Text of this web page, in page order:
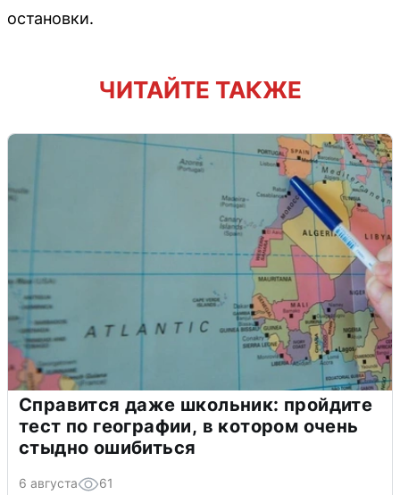
остановки.
ЧИТАЙТЕ ТАКЖЕ
Справится даже школьник: пройдите
тест по географии, в котором очень
стыдно ошибиться
6 августа 61